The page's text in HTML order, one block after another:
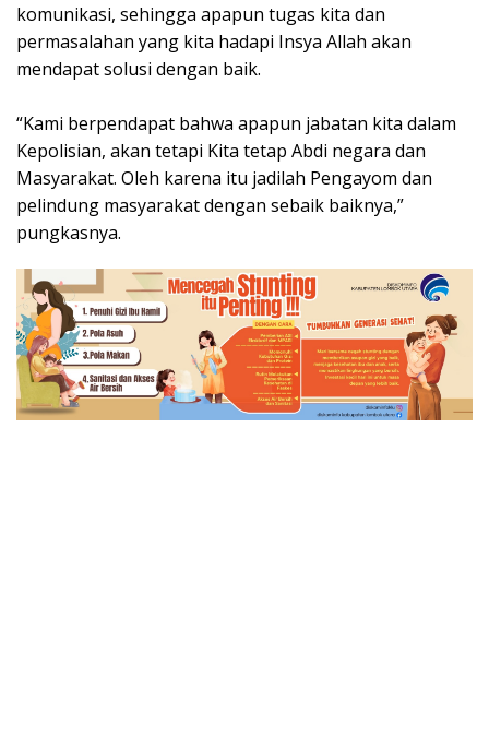
komunikasi, sehingga apapun tugas kita dan
permasalahan yang kita hadapi Insya Allah akan
mendapat solusi dengan baik.
“Kami berpendapat bahwa apapun jabatan kita dalam
Kepolisian, akan tetapi Kita tetap Abdi negara dan
Masyarakat. Oleh karena itu jadilah Pengayom dan
pelindung masyarakat dengan sebaik baiknya,”
pungkasnya.